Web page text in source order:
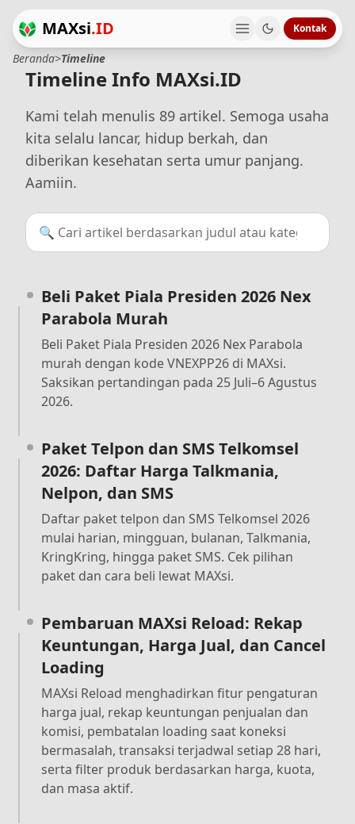
MAXsi.ID Kontak
Beranda>Timeline
Timeline Info MAXsi.ID
Kami telah menulis 89 artikel. Semoga usaha
kita selalu lancar, hidup berkah, dan
diberikan kesehatan serta umur panjang.
Aamiin.
Beli Paket Piala Presiden 2026 Nex
Parabola Murah
Beli Paket Piala Presiden 2026 Nex Parabola
murah dengan kode VNEXPP26 di MAXsi.
Saksikan pertandingan pada 25 Juli–6 Agustus
2026.
Paket Telpon dan SMS Telkomsel
2026: Daftar Harga Talkmania,
Nelpon, dan SMS
Daftar paket telpon dan SMS Telkomsel 2026
mulai harian, mingguan, bulanan, Talkmania,
KringKring, hingga paket SMS. Cek pilihan
paket dan cara beli lewat MAXsi.
Pembaruan MAXsi Reload: Rekap
Keuntungan, Harga Jual, dan Cancel
Loading
MAXsi Reload menghadirkan fitur pengaturan
harga jual, rekap keuntungan penjualan dan
komisi, pembatalan loading saat koneksi
bermasalah, transaksi terjadwal setiap 28 hari,
serta filter produk berdasarkan harga, kuota,
dan masa aktif.